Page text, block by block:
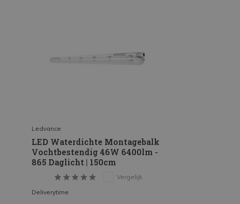
Ledvance
LED Waterdichte Montagebalk
Vochtbestendig 46W 6400lm -
865 Daglicht | 150cm
Vergelijk
Deliverytime